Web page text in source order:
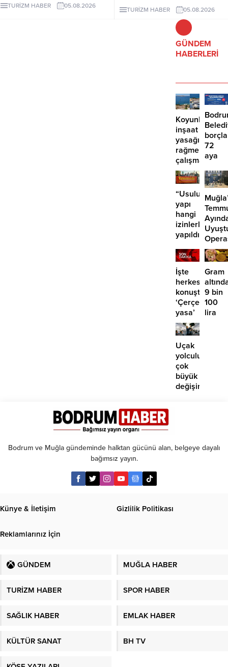
TURİZM HABER 05.08.2026
gündeme geldi. Projeye 17 bin
286 metrekare orman vasıflı
Hazine alanı eklendi.
TURİZM HABER 05.08.2026
GÜNDEM
HABERLERİ
Koyunbaba’da
inşaat
yasağına
rağmen
çalışma
iddiası
72
aya
taksit
“Usuluk’taki
yapı
hangi
izinlerle
yapıldı?”
29
İşte
herkesin
konuştuğu
‘Çerçeve
yasa’
kanun
teklifi
Gram
9 bin
100
lira
Uçak
çok
büyük
değişim:
Bodrum ve Muğla gündeminde halktan gücünü alan, belgeye dayalı
bağımsız yayın.
Künye & İletişim Gizlilik Politikası
Reklamlarınız İçin
GÜNDEM MUĞLA HABER
TURİZM HABER SPOR HABER
SAĞLIK HABER EMLAK HABER
KÜLTÜR SANAT BH TV